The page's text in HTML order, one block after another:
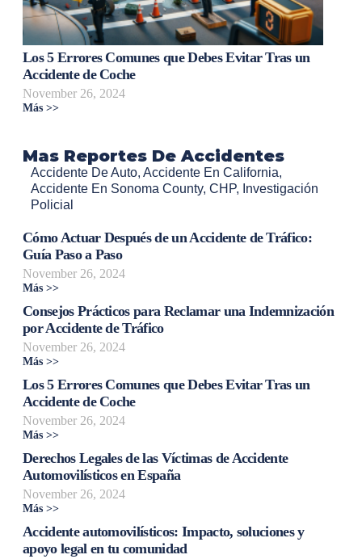
Los 5 Errores Comunes que Debes Evitar Tras un
Accidente de Coche
November 26, 2024
Más >>
Mas Reportes De Accidentes
Accidente De Auto, Accidente En California,
Accidente En Sonoma County, CHP, Investigación
Policial
Cómo Actuar Después de un Accidente de Tráfico:
Guía Paso a Paso
November 26, 2024
Más >>
Consejos Prácticos para Reclamar una Indemnización
por Accidente de Tráfico
November 26, 2024
Más >>
Los 5 Errores Comunes que Debes Evitar Tras un
Accidente de Coche
November 26, 2024
Más >>
Derechos Legales de las Víctimas de Accidente
Automovilísticos en España
November 26, 2024
Más >>
Accidente automovilísticos: Impacto, soluciones y
apoyo legal en tu comunidad